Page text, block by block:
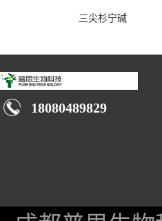
三尖杉宁碱
18080489829